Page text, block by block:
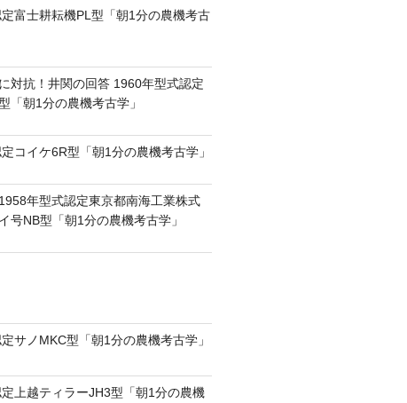
富士耕耘機PL型「朝1分の農機考古
対抗！井関の回答 1960年型式認定
「朝1分の農機考古学」
コイケ6R型「朝1分の農機考古学」
年型式認定東京都南海工業株式
号NB型「朝1分の農機考古学」
サノMKC型「朝1分の農機考古学」
上越ティラーJH3型「朝1分の農機